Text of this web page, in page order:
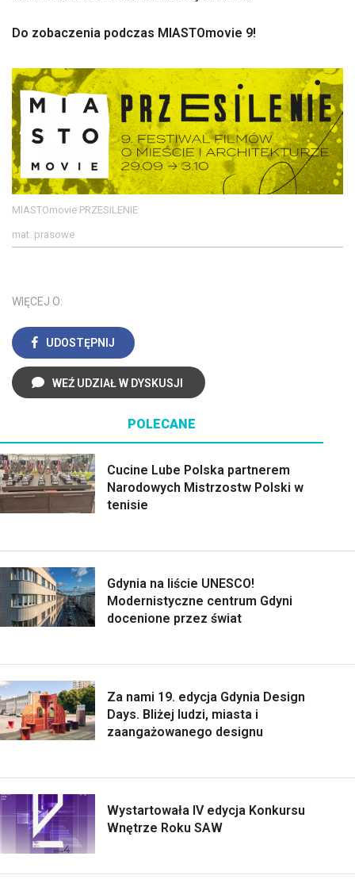
Do zobaczenia podczas MIASTOmovie 9!
MIASTOmovie PRZESILENIE
mat. prasowe
WIĘCEJ O:
UDOSTĘPNIJ
WEŹ UDZIAŁ W DYSKUSJI
POLECANE
Cucine Lube Polska partnerem
Narodowych Mistrzostw Polski w
tenisie
Gdynia na liście UNESCO!
Modernistyczne centrum Gdyni
docenione przez świat
Za nami 19. edycja Gdynia Design
Days. Bliżej ludzi, miasta i
zaangażowanego designu
Wystartowała IV edycja Konkursu
Wnętrze Roku SAW